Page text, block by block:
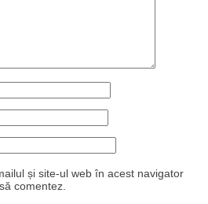
și site-ul web în acest navigator
comentez.